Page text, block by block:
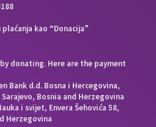
kao “Donacija”
donating. Here are the payment
Bank d.d. Bosna i Hercegovina,
Bosnia and Herzegovina
i svijet, Envera Šehovića 58,
Herzegovina